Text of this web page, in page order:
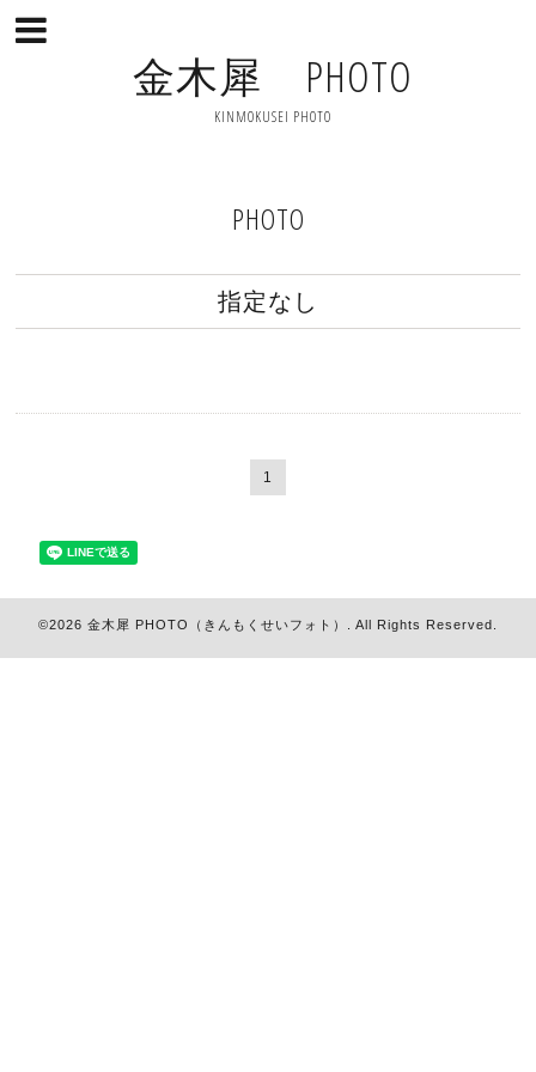
金木犀 PHOTO
KINMOKUSEI PHOTO
PHOTO
指定なし
1
©2026 金木犀 PHOTO（きんもくせいフォト） . All Rights Reserved.